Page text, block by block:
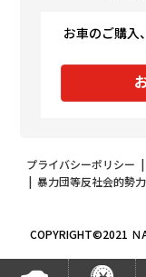
お車のご購入
プライバシーポリシー |
| 暴力団等反社会的勢
COPYRIGHT©2021 Ｎ